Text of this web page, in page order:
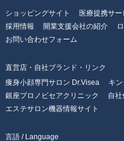
ショッピングサイト 医療提携サー
採用情報
開業支援会社の紹介
お問い合わせフォーム
直営店・自社ブランド・リンク
痩身小顔専門サロン Dr.Visea
キ
銀座プロノビセアクリニック
自社
エステサロン機器情報サイト
言語 / Language